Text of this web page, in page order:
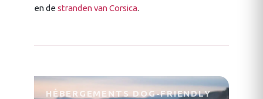
en de stranden van Corsica.
HÉBERGEMENTS DOG-FRIENDLY